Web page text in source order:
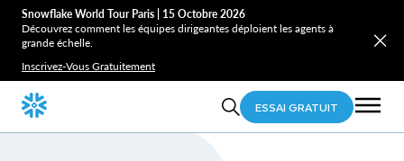
Snowflake World Tour Paris | 15 Octobre 2026
Découvrez comment les équipes dirigeantes déploient les agents à
grande échelle.
Inscrivez-Vous Gratuitement
ESSAI GRATUIT